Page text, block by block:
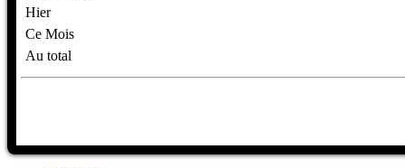
Hier
Ce Mois
Au total